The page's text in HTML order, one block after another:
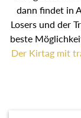
Ausgelassen
dann findet in
Losers und
die beste